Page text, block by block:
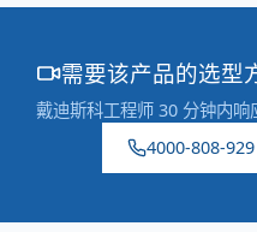
需要该产品的选型
戴迪斯科工程师 30 分钟内
4000-808-929